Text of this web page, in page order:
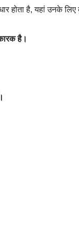
होता है, यहां उनके
है।